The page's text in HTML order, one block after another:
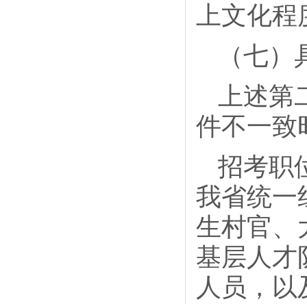
上文化
（七
上述
件不一致
招考职
我省统一
生村官、
基层人才
人员，